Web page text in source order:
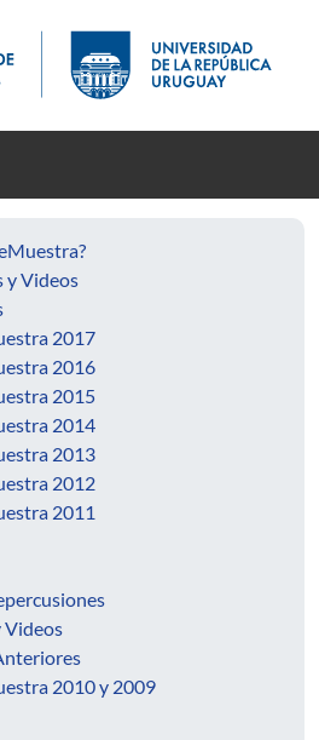
y Videos
2017
2016
2015
2014
2013
2012
2011
Videos
2010 y 2009